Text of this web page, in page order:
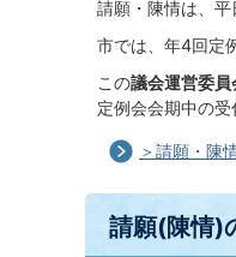
請願・陳情は、
市では、年4回定
この議会運営委
定例会会期中の
＞請願・陳
請願(陳情)